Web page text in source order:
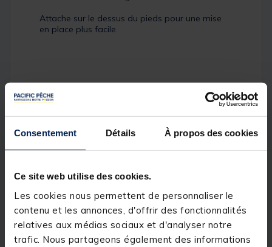
Consentement Détails À propos des cookies
Ce site web utilise des cookies.
Les cookies nous permettent de personnaliser le
contenu et les annonces, d'offrir des fonctionnalités
relatives aux médias sociaux et d'analyser notre
trafic. Nous partageons également des informations
Attache sur le dessus du pieds pour une mise
en place plus facile.